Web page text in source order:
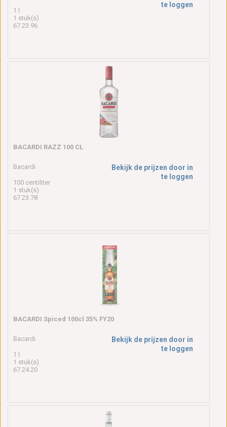
1 l
1 stuk(s)
67.23.96
te loggen
BACARDI RAZZ 100 CL
Bacardi
100 centiliter
1 stuk(s)
67.23.78
Bekijk de prijzen door in
te loggen
BACARDI Spiced 100cl 35% FY20
Bacardi
1 l
1 stuk(s)
67.24.20
Bekijk de prijzen door in
te loggen